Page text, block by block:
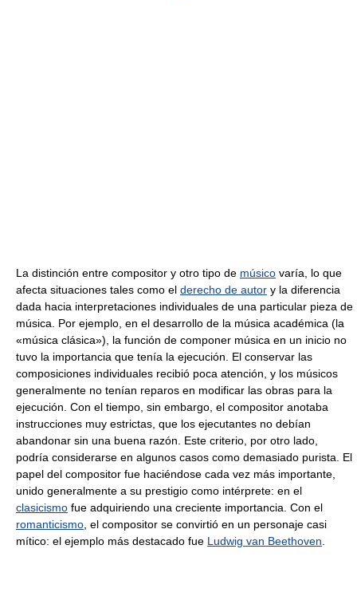
La distinción entre compositor y otro tipo de músico varía, lo que
afecta situaciones tales como el derecho de autor y la diferencia
dada hacia interpretaciones individuales de una particular pieza de
música. Por ejemplo, en el desarrollo de la música académica (la
«música clásica»), la función de componer música en un inicio no
tuvo la importancia que tenía la ejecución. El conservar las
composiciones individuales recibió poca atención, y los músicos
generalmente no tenían reparos en modificar las obras para la
ejecución. Con el tiempo, sin embargo, el compositor anotaba
instrucciones muy estrictas, que los ejecutantes no debían
abandonar sin una buena razón. Este criterio, por otro lado,
podría considerarse en algunos casos como demasiado purista. El
papel del compositor fue haciéndose cada vez más importante,
unido generalmente a su prestigio como intérprete: en el
clasicismo fue adquiriendo una creciente importancia. Con el
romanticismo , el compositor se convirtió en un personaje casi
mítico: el ejemplo más destacado fue Ludwig van Beethoven